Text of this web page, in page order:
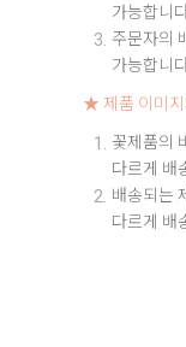
가능합니
주문자의
가능합니
★ 제품 이미지
꽃제품의
다르게 배
배송되는
다르게 배